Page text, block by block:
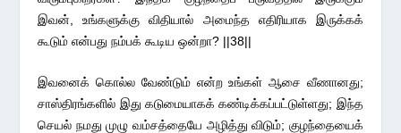
இவன், உங்களுக்கு விதியால் அமைந்த எதிரியாக இருக்கக்
கூடும் என்பது நம்பக் கூடிய ஒன்றா? ||38||
இவனைக் கொல்ல வேண்டும் என்ற உங்கள் ஆசை வீணானது;
சாஸ்திரங்களில் இது கடுமையாகக் கண்டிக்கப்பட்டுள்ளது; இந்த
செயல் நமது முழு வம்சத்தையே அழித்து விடும்; குழந்தையைக்